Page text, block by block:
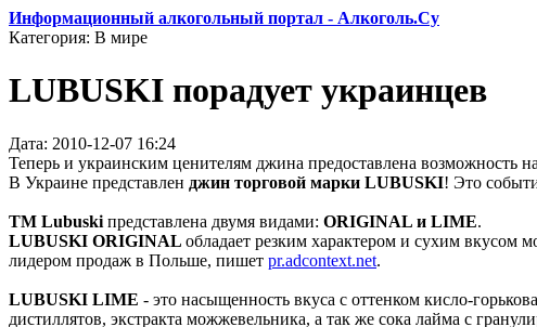
Информационный алкогольный портал - Алкоголь.Су
Категория: В мире
LUBUSKI порадует украинцев
Дата: 2010-12-07 16:24
Теперь и украинским ценителям джина предоставлена возможность
В Украине представлен джин торговой марки LUBUSKI! Это
ТМ Lubuski представлена двумя видами: ORIGINAL и LIME.
LUBUSKI ORIGINAL обладает резким характером и сухим вкусом
лидером продаж в Польше, пишет pr.adcontext.net.
LUBUSKI LIME - это насыщенность вкуса с оттенком кисло-
дистиллятов, экстракта можжевельника, а так же сока лайма с